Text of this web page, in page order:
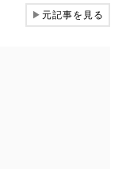
▶元記事を見る